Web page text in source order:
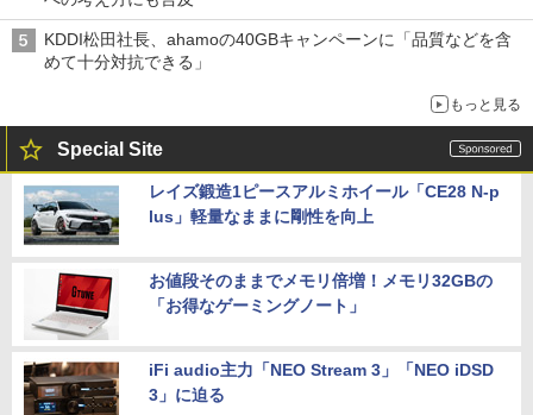
KDDI松田社長、ahamoの40GBキャンペーンに「品質などを含
めて十分対抗できる」
もっと見る
Special Site
レイズ鍛造1ピースアルミホイール「CE28 N-p
lus」軽量なままに剛性を向上
お値段そのままでメモリ倍増！メモリ32GBの
「お得なゲーミングノート」
iFi audio主力「NEO Stream 3」「NEO iDSD
3」に迫る